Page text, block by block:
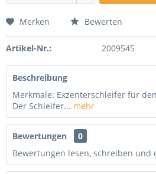
Merken Bewerten
Artikel-Nr.: 2009545
Beschreibung
Merkmale: Exzenterschleifer für
Der Schleifer... mehr
Bewertungen
0
Bewertungen lesen, schreiben und